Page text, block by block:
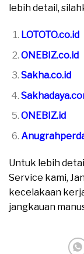
lebih detail,
LOTOTO.co.id
ONEBIZ.co.id
Sakha.co.id
ONEBIZ.id
Untuk lebih
Service kami,
kecelakaan
jangkauan